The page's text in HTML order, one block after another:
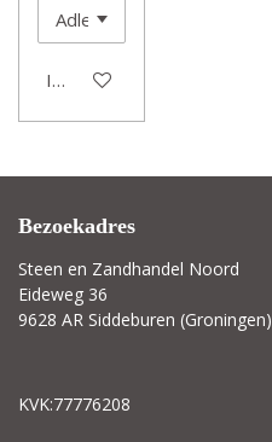
In winkelwagen
Bezoekadres
Steen en Zandhandel Noord
Eideweg 36
9628 AR Siddeburen (Groningen)
KVK:77776208